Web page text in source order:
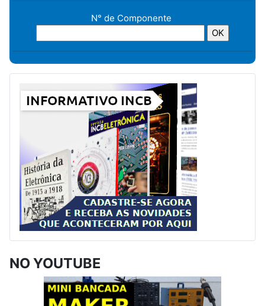
N° de Componente
NO YOUTUBE